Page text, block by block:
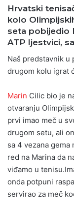
Hrvatski
kolo
seta pobijedio
ATP ljestvici,
Naš predstavnik
drugom kolu igrat
Marin Cilic bio je
otvaranju
prvi imao meč u
drugom setu, ali
sa 4 vezana gema
red na Marina da
viđamo u
onda potpuni
servirao za meč